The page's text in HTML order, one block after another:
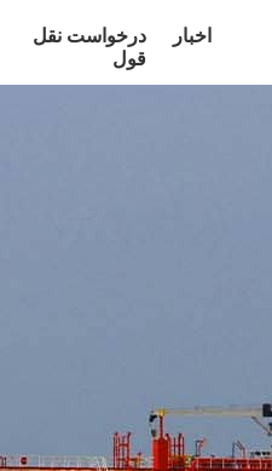
اخبار
درخواست نقل
قول